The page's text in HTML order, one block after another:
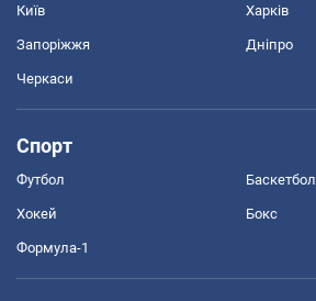
Київ Харків
Запоріжжя Дніпро
Черкаси
Спорт
Футбол Баскетбол
Хокей Бокс
Формула-1